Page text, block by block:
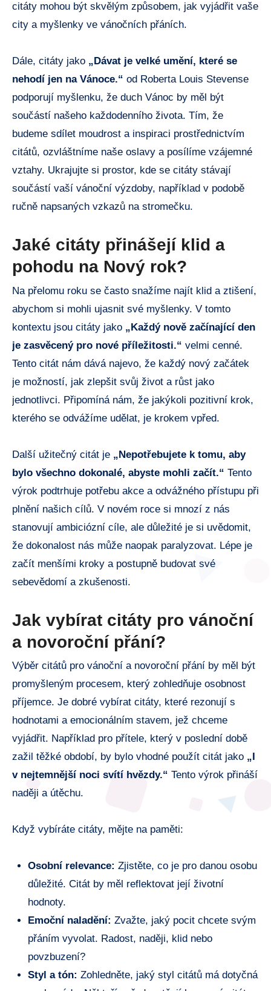
citáty mohou být skvělým způsobem, jak vyjádřit vaše
city a myšlenky ve vánočních přáních.
Dále, citáty jako „Dávat je velké umění, které se
nehodí jen na Vánoce.“ od Roberta Louis Stevense
podporují myšlenku, že duch Vánoc by měl být
součástí našeho každodenního života. Tím, že
budeme sdílet moudrost a inspiraci prostřednictvím
citátů, ozvláštníme naše oslavy a posílíme vzájemné
vztahy. Ukrajujte si prostor, kde se citáty stávají
součástí vaší vánoční výzdoby, například v podobě
ručně napsaných vzkazů na stromečku.
Jaké citáty přinášejí klid a
pohodu na Nový rok?
Na přelomu roku se často snažíme najít klid a ztišení,
abychom si mohli ujasnit své myšlenky. V tomto
kontextu jsou citáty jako „Každý nově začínající den
je zasvěcený pro nové příležitosti.“ velmi cenné.
Tento citát nám dává najevo, že každý nový začátek
je možností, jak zlepšit svůj život a růst jako
jednotlivci. Připomíná nám, že jakýkoli pozitivní krok,
kterého se odvážíme udělat, je krokem vpřed.
Další užitečný citát je „Nepotřebujete k tomu, aby
bylo všechno dokonalé, abyste mohli začít.“ Tento
výrok podtrhuje potřebu akce a odvážného přístupu při
plnění našich cílů. V novém roce si mnozí z nás
stanovují ambiciózní cíle, ale důležité je si uvědomit,
že dokonalost nás může naopak paralyzovat. Lépe je
začít menšími kroky a postupně budovat své
sebevědomí a zkušenosti.
Jak vybírat citáty pro vánoční
a novoroční přání?
Výběr citátů pro vánoční a novoroční přání by měl být
promyšleným procesem, který zohledňuje osobnost
příjemce. Je dobré vybírat citáty, které rezonují s
hodnotami a emocionálním stavem, jež chceme
vyjádřit. Například pro přítele, který v poslední době
zažil těžké období, by bylo vhodné použít citát jako „I
v nejtemnější noci svítí hvězdy.“ Tento výrok přináší
naději a útěchu.
Když vybíráte citáty, mějte na paměti:
Osobní relevance: Zjistěte, co je pro danou osobu
důležité. Citát by měl reflektovat její životní
hodnoty.
Emoční naladění: Zvažte, jaký pocit chcete svým
přáním vyvolat. Radost, naději, klid nebo
povzbuzení?
Styl a tón: Zohledněte, jaký styl citátů má dotyčná